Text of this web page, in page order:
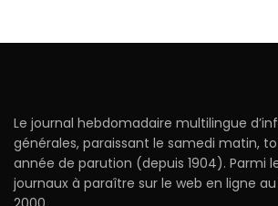
Le journal hebdomadaire multilingue
générales, paraissant le samedi matin,
année de parution (depuis 1904). Parmi
journaux à paraître sur le web en ligne au